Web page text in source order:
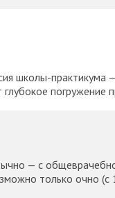
школы-практикума
погружение
— с
только очно